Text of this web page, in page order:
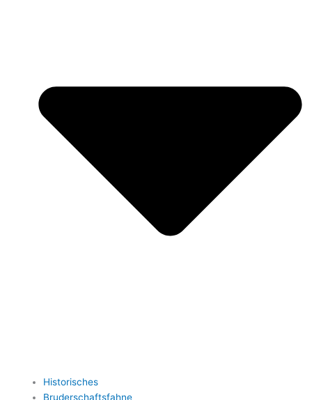
Historisches
Bruderschaftsfahne